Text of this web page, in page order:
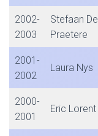
2002-
2003
Stefaan De
Praetere
2001-
2002
Laura Nys
2000-
2001
Eric Lorent